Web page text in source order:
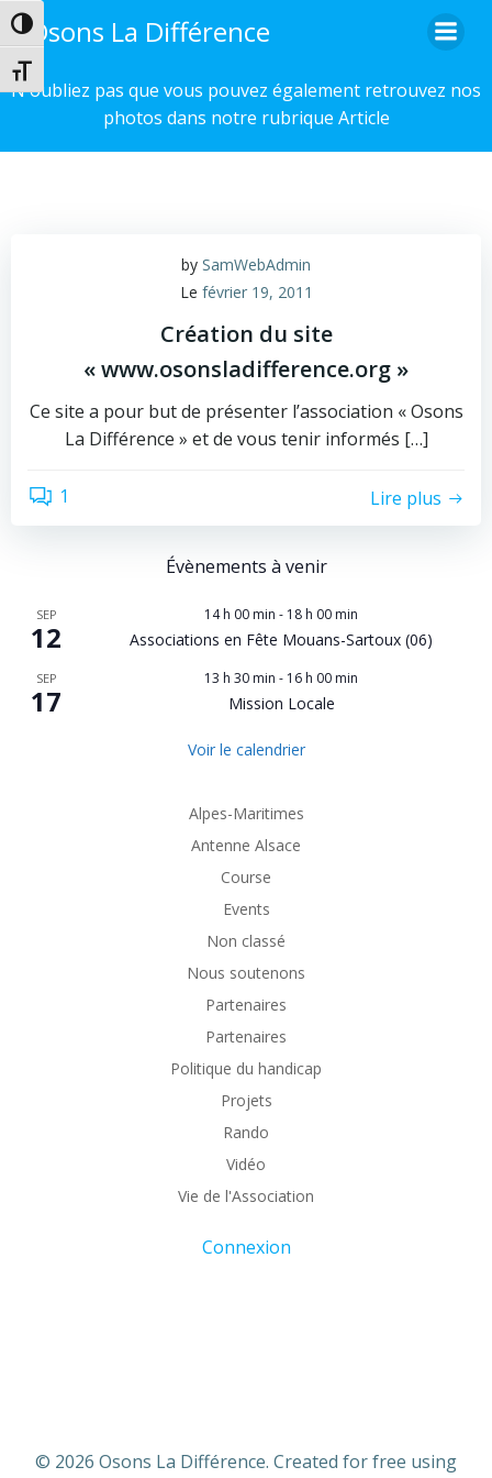
Passer en contraste élevé
Changer la taille de la police
au
Osons La Différence
N'oubliez pas que vous pouvez également retrouvez nos
photos dans notre rubrique Article
by SamWebAdmin
Le février 19, 2011
Création du site
« www.osonsladifference.org »
Ce site a pour but de présenter l’association « Osons
La Différence » et de vous tenir informés […]
1 Lire plus
Évènements à venir
SEP
12
14 h 00 min - 18 h 00 min
Associations en Fête Mouans-Sartoux (06)
SEP
17
13 h 30 min - 16 h 00 min
Mission Locale
Voir le calendrier
Alpes-Maritimes
Antenne Alsace
Course
Events
Non classé
Nous soutenons
Partenaires
Partenaires
Politique du handicap
Projets
Rando
Vidéo
Vie de l'Association
Connexion
© 2026 Osons La Différence. Created for free using